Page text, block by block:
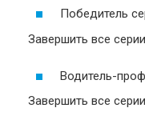
Победитель
Завершить все
Водитель-
Завершить все